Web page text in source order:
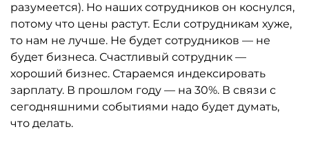
разумеется). Но наших сотрудников он коснулся,
потому что цены растут. Если сотрудникам хуже,
то нам не лучше. Не будет сотрудников — не
будет бизнеса. Счастливый сотрудник —
хороший бизнес. Стараемся индексировать
зарплату. В прошлом году — на 30%. В связи с
сегодняшними событиями надо будет думать,
что делать.